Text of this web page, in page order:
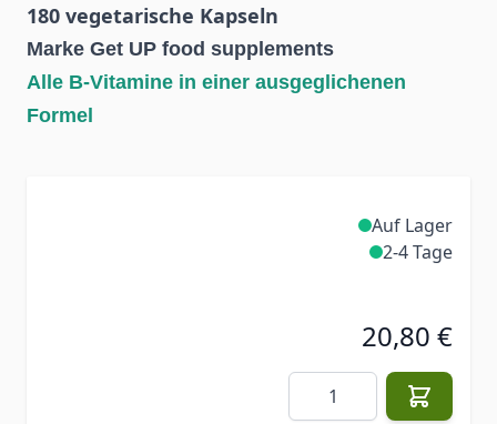
180 vegetarische Kapseln
Marke Get UP food supplements
Alle B-Vitamine in einer ausgeglichenen
Formel
Auf Lager
2-4 Tage
20,80 €
Menge